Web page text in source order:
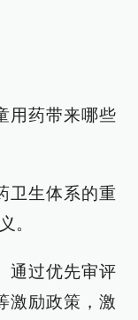
用药带来哪些
卫生体系的重
。
通过优先审评
激励政策，激